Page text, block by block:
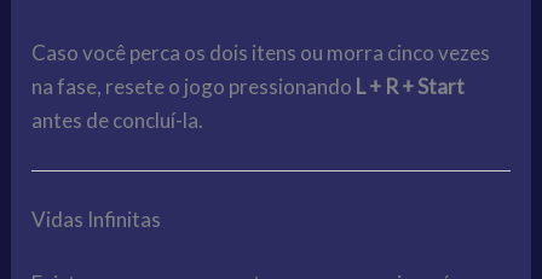
Caso você perca os dois itens ou morra cinco vezes
na fase, resete o jogo pressionando L + R + Start
antes de concluí-la.
Vidas Infinitas